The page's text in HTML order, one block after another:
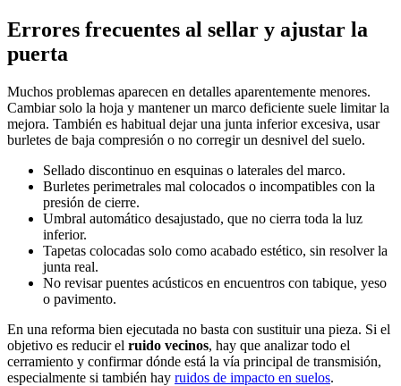
Errores frecuentes al sellar y ajustar la
puerta
Muchos problemas aparecen en detalles aparentemente menores.
Cambiar solo la hoja y mantener un marco deficiente suele limitar la
mejora. También es habitual dejar una junta inferior excesiva, usar
burletes de baja compresión o no corregir un desnivel del suelo.
Sellado discontinuo en esquinas o laterales del marco.
Burletes perimetrales mal colocados o incompatibles con la
presión de cierre.
Umbral automático desajustado, que no cierra toda la luz
inferior.
Tapetas colocadas solo como acabado estético, sin resolver la
junta real.
No revisar puentes acústicos en encuentros con tabique, yeso
o pavimento.
En una reforma bien ejecutada no basta con sustituir una pieza. Si el
objetivo es reducir el ruido vecinos, hay que analizar todo el
cerramiento y confirmar dónde está la vía principal de transmisión,
especialmente si también hay ruidos de impacto en suelos.